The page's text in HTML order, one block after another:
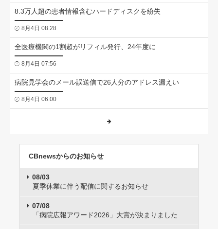
8.3万人超の患者情報含むハードディスクを紛失
8月4日 08:28
全医療機関の1割超がリフィル発行、24年度に
8月4日 07:56
病院見学会のメール誤送信で26人分のアドレス漏えい
8月4日 06:00
CBnewsからのお知らせ
08/03
夏季休業に伴う配信に関するお知らせ
07/08
「病院広報アワード2026」大賞が決まりました